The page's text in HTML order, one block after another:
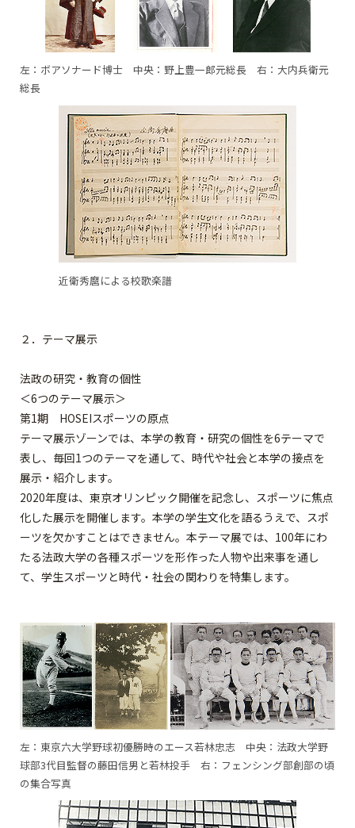
左：ボアソナード博士 中央：野上豊一郎元総長 右：大内兵衛元
総長
近衛秀麿による校歌楽譜
２．テーマ展示
法政の研究・教育の個性
＜6つのテーマ展示＞
第1期 HOSEIスポーツの原点
テーマ展示ゾーンでは、本学の教育・研究の個性を6テーマで
表し、毎回1つのテーマを通して、時代や社会と本学の接点を
展示・紹介します。
2020年度は、東京オリンピック開催を記念し、スポーツに焦点
化した展示を開催します。本学の学生文化を語るうえで、スポ
ーツを欠かすことはできません。本テーマ展では、100年にわ
たる法政大学の各種スポーツを形作った人物や出来事を通し
て、学生スポーツと時代・社会の関わりを特集します。
左：東京六大学野球初優勝時のエース若林忠志 中央：法政大学野
球部3代目監督の藤田信男と若林投手 右：フェンシング部創部の頃
の集合写真